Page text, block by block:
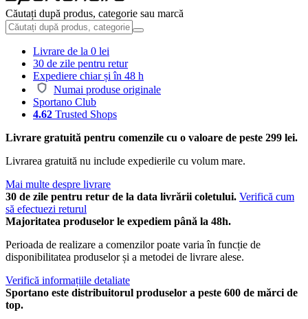
Căutați după produs, categorie sau marcă
Livrare de la 0 lei
30 de zile pentru retur
Expediere chiar și în 48 h
Numai produse originale
Sportano Club
4.62 Trusted Shops
Livrare gratuită pentru comenzile cu o valoare de peste 299 lei.
Livrarea gratuită nu include expedierile cu volum mare.
Mai multe despre livrare
30 de zile pentru retur de la data livrării coletului. Verifică cum
să efectuezi returul
Majoritatea produselor le expediem până la 48h.
Perioada de realizare a comenzilor poate varia în funcție de
disponibilitatea produselor și a metodei de livrare alese.
Verifică informațiile detaliate
Sportano este distribuitorul produselor a peste 600 de mărci de
top.